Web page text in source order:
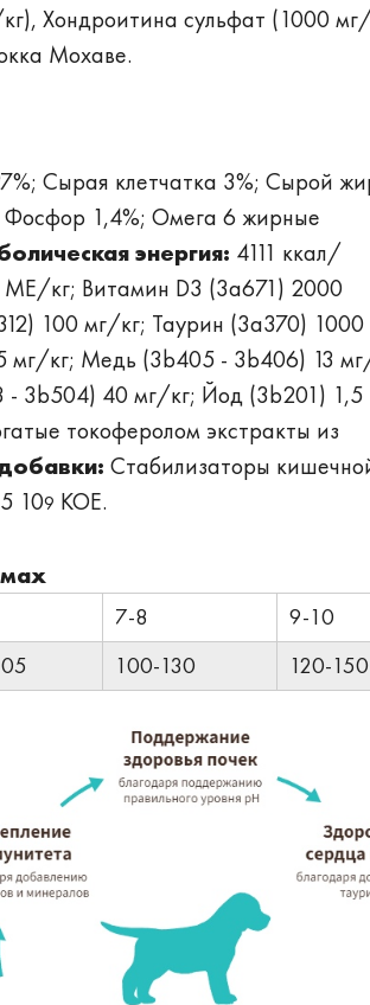
Хондроитина сульфат (1000
Мохаве.
Сырая клетчатка 3%; Сырой
Фосфор 1,4%; Омега 6 жирные
энергия: 4111 ккал/
кг; Витамин D3 (3а671) 2000
100 мг/кг; Таурин (3a370) 1000
мг/кг; Медь (3b405 - 3b406) 13
3b504) 40 мг/кг; Йод (3b201) 1,5
токоферолом экстракты из
Стабилизаторы
109 КОЕ.
7-8
9-10
100-130 120-150